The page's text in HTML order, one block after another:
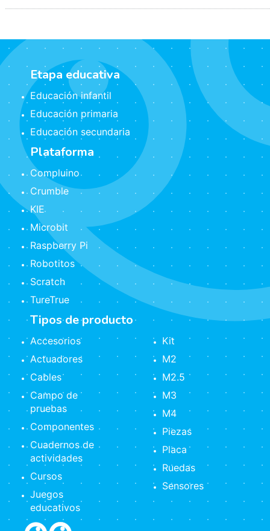
Etapa educativa
Educación infantil
Educación primaria
Educación secundaria
Plataforma
Compluino
Crumble
KIE
Microbit
Raspberry Pi
Robotitos
Scratch
TureTrue
Tipos de producto
Accesorios
Actuadores
Cables
Campo de
pruebas
Componentes
Cuadernos de
actividades
Cursos
Juegos
educativos
Kit
M2
M2.5
M3
M4
Piezas
Placa
Ruedas
Sensores